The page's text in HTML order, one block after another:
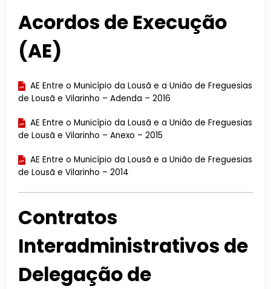
Acordos de Execução
(AE)
AE Entre o Município da Lousã e a União de Freguesias
de Lousã e Vilarinho – Adenda – 2016
AE Entre o Município da Lousã e a União de Freguesias
de Lousã e Vilarinho – Anexo – 2015
AE Entre o Município da Lousã e a União de Freguesias
de Lousã e Vilarinho – 2014
Contratos
Interadministrativos de
Delegação de